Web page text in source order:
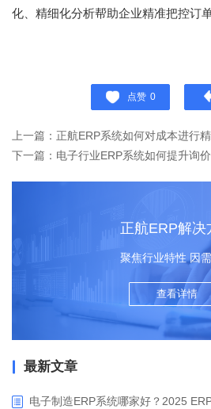
化、精细化分析帮助企业精准把控订
点赞 0
上一篇：正航ERP系统如何对成本进行
下一篇：电子行业ERP系统如何提升询
正航ERP解决
聚焦行业特性 因
查看详情
最新文章
电子制造ERP系统哪家好？2025